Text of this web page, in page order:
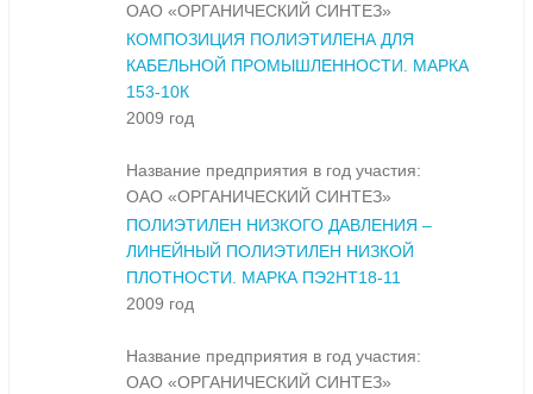
ОАО «ОРГАНИЧЕСКИЙ СИНТЕЗ»
КОМПОЗИЦИЯ ПОЛИЭТИЛЕНА ДЛЯ
КАБЕЛЬНОЙ ПРОМЫШЛЕННОСТИ. МАРКА
153-10К
2009 год
Название предприятия в год участия:
ОАО «ОРГАНИЧЕСКИЙ СИНТЕЗ»
ПОЛИЭТИЛЕН НИЗКОГО ДАВЛЕНИЯ –
ЛИНЕЙНЫЙ ПОЛИЭТИЛЕН НИЗКОЙ
ПЛОТНОСТИ. МАРКА ПЭ2НТ18-11
2009 год
Название предприятия в год участия:
ОАО «ОРГАНИЧЕСКИЙ СИНТЕЗ»